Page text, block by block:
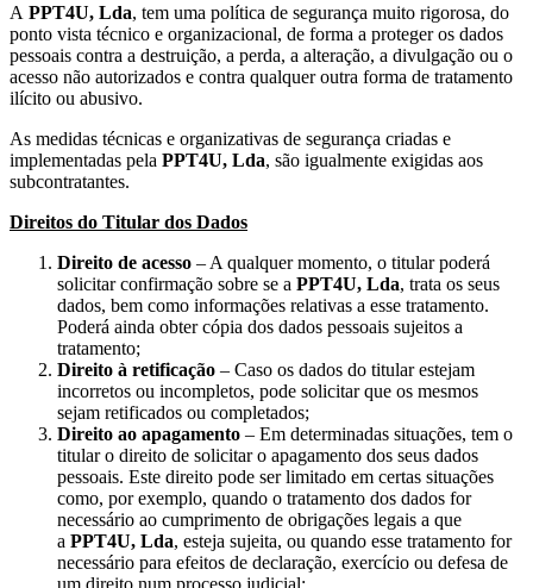
A PPT4U, Lda, tem uma política de segurança muito rigorosa, do
ponto vista técnico e organizacional, de forma a proteger os dados
pessoais contra a destruição, a perda, a alteração, a divulgação ou o
acesso não autorizados e contra qualquer outra forma de tratamento
ilícito ou abusivo.
As medidas técnicas e organizativas de segurança criadas e
implementadas pela PPT4U, Lda, são igualmente exigidas aos
subcontratantes.
Direitos do Titular dos Dados
Direito de acesso – A qualquer momento, o titular poderá
solicitar confirmação sobre se a PPT4U, Lda, trata os seus
dados, bem como informações relativas a esse tratamento.
Poderá ainda obter cópia dos dados pessoais sujeitos a
tratamento;
Direito à retificação – Caso os dados do titular estejam
incorretos ou incompletos, pode solicitar que os mesmos
sejam retificados ou completados;
Direito ao apagamento – Em determinadas situações, tem o
titular o direito de solicitar o apagamento dos seus dados
pessoais. Este direito pode ser limitado em certas situações
como, por exemplo, quando o tratamento dos dados for
necessário ao cumprimento de obrigações legais a que
a PPT4U, Lda, esteja sujeita, ou quando esse tratamento for
necessário para efeitos de declaração, exercício ou defesa de
um direito num processo judicial;